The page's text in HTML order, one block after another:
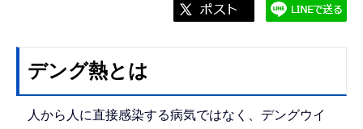
デング熱とは
人から人に直接感染する病気ではなく、デングウイ